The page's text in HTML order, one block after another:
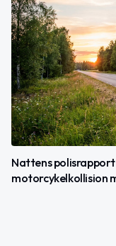
Nattens
motorcykelkollision